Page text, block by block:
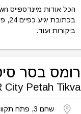
ביקורות ועוד.
רומס בסר
City Petah Tikva
שחם 3, פתח תקווה, ישראל